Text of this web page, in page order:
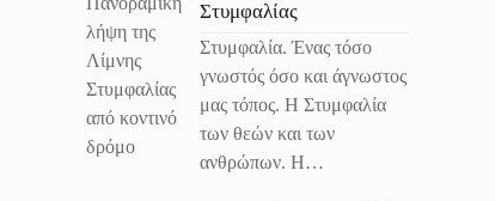
Στυμφαλίας
Στυμφαλία. Ένας τόσο
γνωστός όσο και άγνωστος
μας τόπος. Η Στυμφαλία
των θεών και των
ανθρώπων. Η…